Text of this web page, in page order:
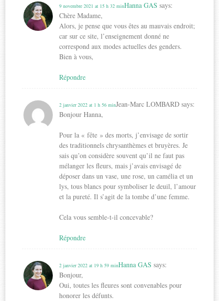
Hanna GAS says:
9 novembre 2021 at 15 h 32 min
Chère Madame,
Alors, je pense que vous êtes au mauvais endroit;
car sur ce site, l’enseignement donné ne
correspond aux modes actuelles des genders.
Bien à vous,
Répondre
Jean-Marc LOMBARD says:
2 janvier 2022 at 1 h 56 min
Bonjour Hanna,
Pour la « fête » des morts, j’envisage de sortir
des traditionnels chrysanthèmes et bruyères. Je
sais qu’on considère souvent qu’il ne faut pas
mélanger les fleurs, mais j’avais envisagé de
déposer dans un vase, une rose, un camélia et un
lys, tous blancs pour symboliser le deuil, l’amour
et la pureté. Il s’agit de la tombe d’une femme.
Cela vous semble-t-il concevable?
Répondre
Hanna GAS says:
2 janvier 2022 at 19 h 59 min
Bonjour,
Oui, toutes les fleures sont convenables pour
honorer les défunts.